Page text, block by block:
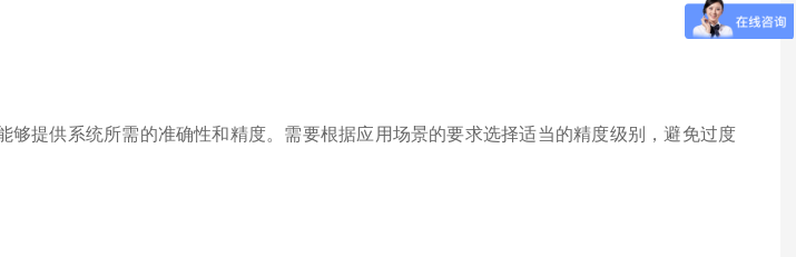
提供系统所需的准确性和精度。需要根据应用场景的要求选择适当的精度级别，避免过度